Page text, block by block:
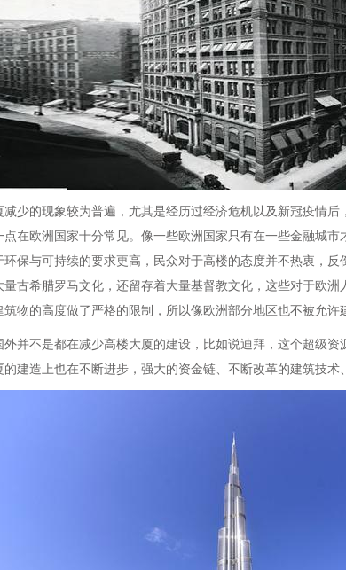
减少的现象较为普遍，尤其是经历过经济危机以及新冠疫情
点在欧洲国家十分常见。像一些欧洲国家只有在一些金融城
环保与可持续的要求更高，民众对于高楼的态度并不热衷，
量古希腊罗马文化，还留存着大量基督教文化，这些对于欧
筑物的高度做了严格的限制，所以像欧洲部分地区也不被允许
外并不是都在减少高楼大厦的建设，比如说迪拜，这个超级
的建造上也在不断进步，强大的资金链、不断改革的建筑技术